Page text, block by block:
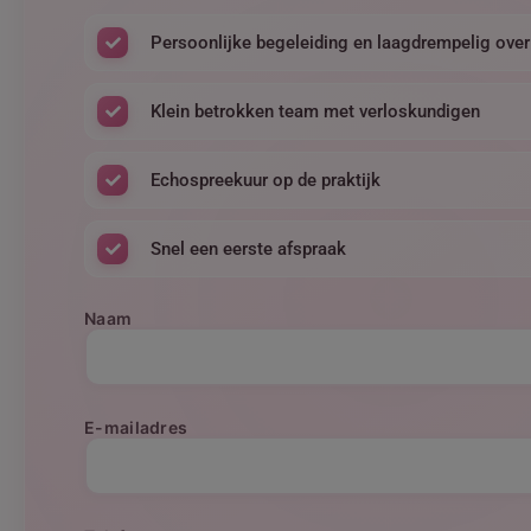
Persoonlijke begeleiding en laagdrempelig
Klein betrokken team met verloskundigen
Echospreekuur op de praktijk
Snel een eerste afspraak
Naam
E-mailadres